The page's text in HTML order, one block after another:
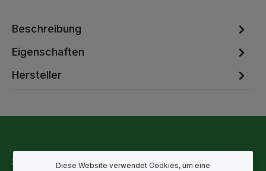
Beschreibung
Eigenschaften
Hersteller
Service-HotlineDiese Website verwendet Cookies, um eine